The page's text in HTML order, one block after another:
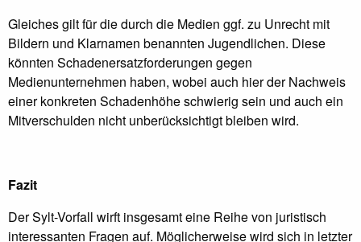
Gleiches gilt für die durch die Medien ggf. zu Unrecht mit
Bildern und Klarnamen benannten Jugendlichen. Diese
könnten Schadenersatzforderungen gegen
Medienunternehmen haben, wobei auch hier der Nachweis
einer konkreten Schadenhöhe schwierig sein und auch ein
Mitverschulden nicht unberücksichtigt bleiben wird.
Fazit
Der Sylt-Vorfall wirft insgesamt eine Reihe von juristisch
interessanten Fragen auf. Möglicherweise wird sich in letzter